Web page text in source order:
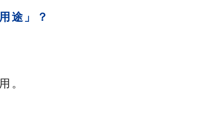
途」？
。